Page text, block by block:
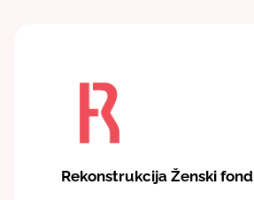
Rekonstrukcija Ženski fond